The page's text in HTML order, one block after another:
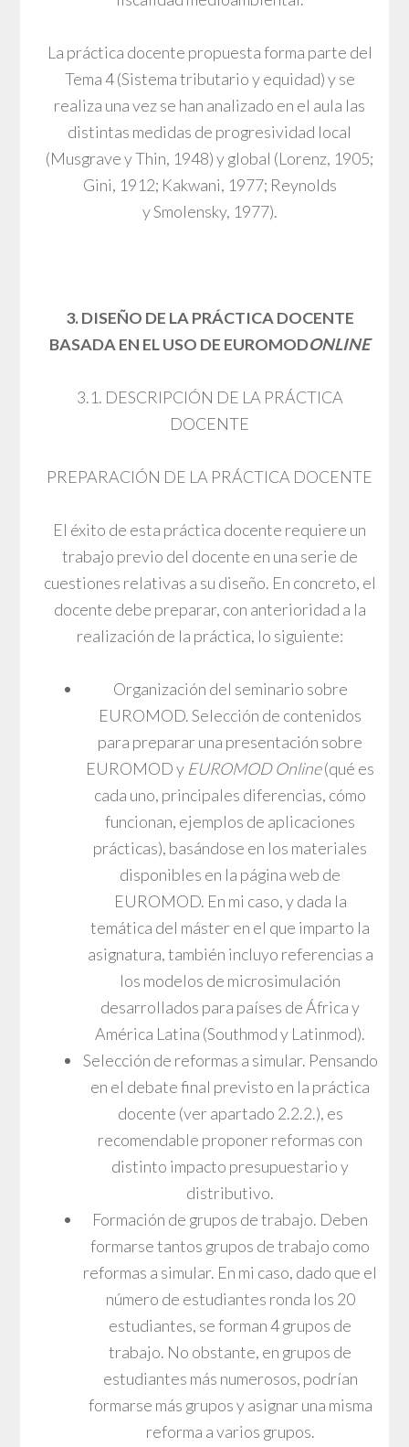
La práctica docente propuesta forma parte del
Tema 4 (Sistema tributario y equidad) y se
realiza una vez se han analizado en el aula las
distintas medidas de progresividad local
(Musgrave y Thin, 1948) y global (Lorenz, 1905;
Gini, 1912; Kakwani, 1977; Reynolds
y Smolensky, 1977).
3. DISEÑO DE LA PRÁCTICA DOCENTE
BASADA EN EL USO DE EUROMODONLINE
3.1. DESCRIPCIÓN DE LA PRÁCTICA
DOCENTE
PREPARACIÓN DE LA PRÁCTICA DOCENTE
El éxito de esta práctica docente requiere un
trabajo previo del docente en una serie de
cuestiones relativas a su diseño. En concreto, el
docente debe preparar, con anterioridad a la
realización de la práctica, lo siguiente:
Organización del seminario sobre
EUROMOD. Selección de contenidos
para preparar una presentación sobre
EUROMOD y EUROMOD Online(qué es
cada uno, principales diferencias, cómo
funcionan, ejemplos de aplicaciones
prácticas), basándose en los materiales
disponibles en la página web de
EUROMOD. En mi caso, y dada la
temática del máster en el que imparto la
asignatura, también incluyo referencias a
los modelos de microsimulación
desarrollados para países de África y
América Latina (Southmod y Latinmod).
Selección de reformas a simular. Pensando
en el debate final previsto en la práctica
docente (ver apartado 2.2.2.), es
recomendable proponer reformas con
distinto impacto presupuestario y
distributivo.
Formación de grupos de trabajo. Deben
formarse tantos grupos de trabajo como
reformas a simular. En mi caso, dado que el
número de estudiantes ronda los 20
estudiantes, se forman 4 grupos de
trabajo. No obstante, en grupos de
estudiantes más numerosos, podrían
formarse más grupos y asignar una misma
reforma a varios grupos.